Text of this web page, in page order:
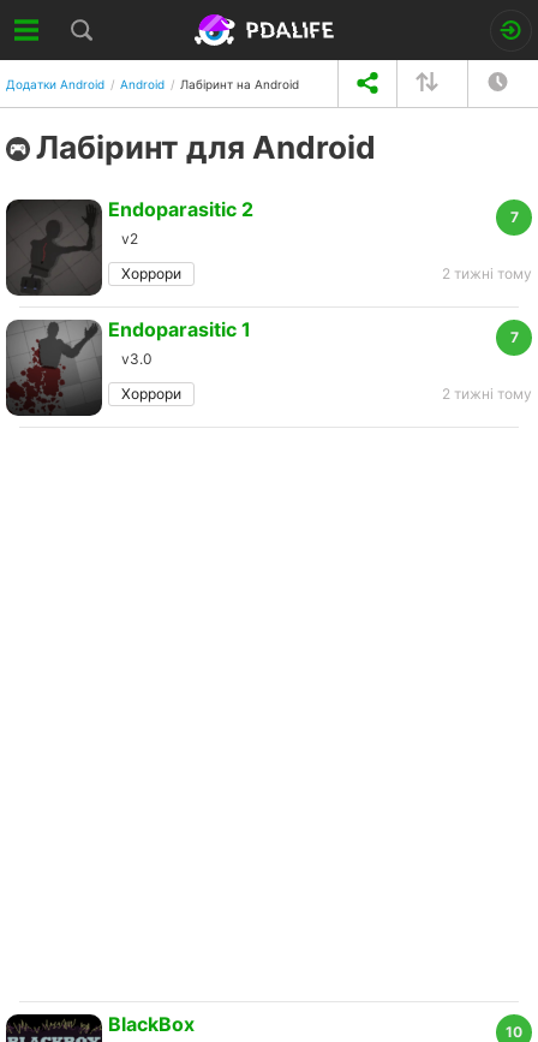
Додатки Android Android Лабіринт на Android
Лабіринт для Android
7
Endoparasitic 2
v2
Хоррори
2 тижні тому
7
Endoparasitic 1
v3.0
Хоррори
2 тижні тому
10
BlackBox